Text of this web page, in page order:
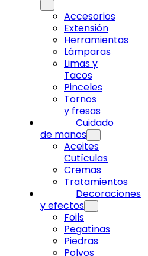
Accesorios
Extensión
Herramientas
Lámparas
Limas y
Tacos
Pinceles
Tornos
y fresas
Cuidado
de manos
Aceites
Cutículas
Cremas
Tratamientos
Decoraciones
y efectos
Foils
Pegatinas
Piedras
Polvos